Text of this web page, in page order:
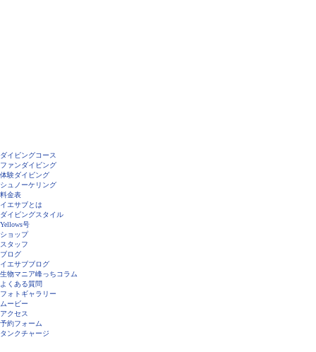
ダイビングコース
ファンダイビング
体験ダイビング
シュノーケリング
料金表
イエサブとは
ダイビングスタイル
Yellows号
ショップ
スタッフ
ブログ
イエサブブログ
生物マニア峰っちコラム
よくある質問
フォトギャラリー
ムービー
アクセス
予約フォーム
タンクチャージ